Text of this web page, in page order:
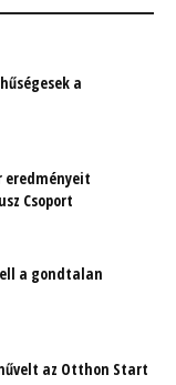
a
eredményeit
Csoport
a gondtalan
az Otthon Start